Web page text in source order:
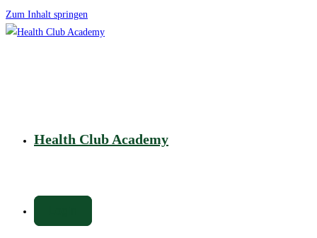
Zum Inhalt springen
Health Club Academy